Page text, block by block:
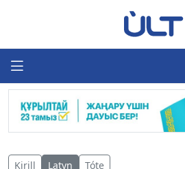
Kirill Latyn Tóte